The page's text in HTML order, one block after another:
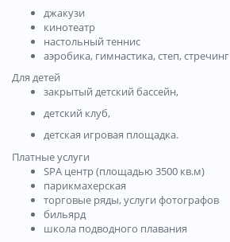
джакузи
кинотеатр
настольный теннис
аэробика, гимнастика, степ, стречинг
Для детей
закрытый детский бассейн,
детский клуб,
детская игровая площадка.
Платные услуги
SPA центр (площадью 3500 кв.м)
парикмахерская
торговые ряды, услуги фотографов
бильярд
школа подводного плавания